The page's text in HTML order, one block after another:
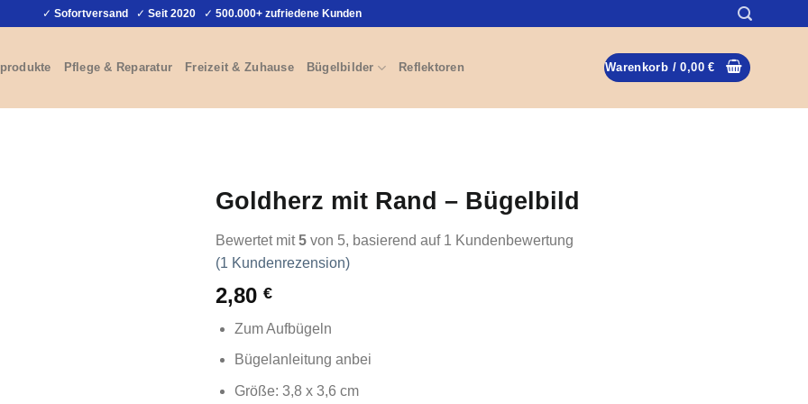
✓ Sofortversand ✓ Seit 2020 ✓ 500.000+ zufriedene Kunden
Pflege & Reparatur Freizeit & Zuhause Bügelbilder Reflektoren Warenkorb /0,00€
Goldherz mit Rand – Bügelbild
Bewertet mit5 von 5, basierend auf 1 Kundenbewertung
(1 Kundenrezension)
2,80 €
Zum Aufbügeln
Bügelanleitung anbei
Größe: 3,8 x 3,6 cm